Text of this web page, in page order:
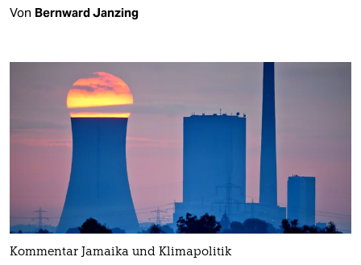
Von Bernward Janzing
Kommentar Jamaika und Klimapolitik